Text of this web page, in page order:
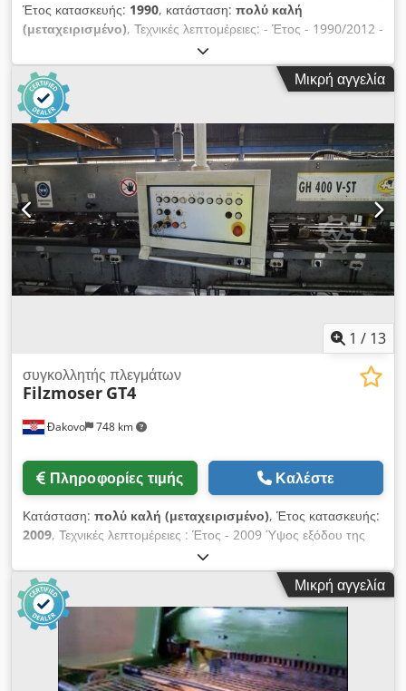
Έτος κατασκευής: 1990, κατάσταση: πολύ καλή
(μεταχειρισμένο), Τεχνικές λεπτομέρειες: - Έτος - 1990/2012 -
Μοντέλο - 8 / SR12 - Ταχύτητα - μέγ. 70 tact / min. - εύρος
χώρου ανοίγματος πλέγματος - 25 × 25 - 100 × 100 mm -
Εύρος καλωδίων - 1,5 - 5 mm - Αριθμός μετασχηματιστών - 4
x 100 kw - Πλέγμα ματιών - μέγ. 1200 m - Μήκος ματιών -
1000 - 3000 mm Το 2012 έγινε νέος πίνακας ελέγχου και
μετασχηματιστές Dodpfx Ajd Sfgbjlfock
Μικρή αγγελία
1 / 13
Đakovo 748 km
συγκολλητής πλεγμάτων
Filzmoser GT4
Πληροφορίες τιμής Καλέστε
Κατάσταση: πολύ καλή (μεταχειρισμένο), Έτος κατασκευής:
2009, Τεχνικές λεπτομέρειες : Έτος - 2009 Ύψος εξόδου της
μηχανής συγκόλλησης δοκών: 1400mm (δοκός του Ηνωμένου
Βασιλείου από το έδαφος) Ελάχιστο μήκος ιμάντα: 0,8 m
Μέγιστο μήκος δοκού: 16,0 m Πλάτος βάσης κατά την
παραγωγή: 58 mm (εσωτερικές διαγώνιες) Τελικό πλάτος
δοκού: 70 - 116 mm (εξωτερικές διαστάσεις των κάτω χορδών)
Ταχύτητα παραγωγής δικτυωτών δοκών: μέγ. 15 m/min
Σχεδιασμός της ταχύτητας τροφοδοσίας σύρματος: 18 m/min
(άνω και κάτω ζώνη) 38 m/min (διαγώνιοι) Τύποι φορέων που
Μικρή αγγελία